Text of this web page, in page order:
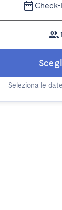
Seleziona le